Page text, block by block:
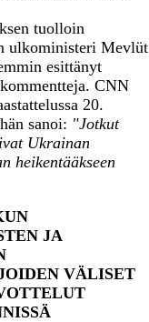
tuolloin
ulkoministeri Mevlüt
esittänyt
CNN
20.
sanoi: "Jotkut
Ukrainan
heikentääkseen
JA
VÄLISET